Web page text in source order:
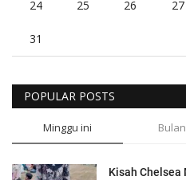
24 25 26 27
31
POPULAR POSTS
Minggu ini
Kisah Chelsea